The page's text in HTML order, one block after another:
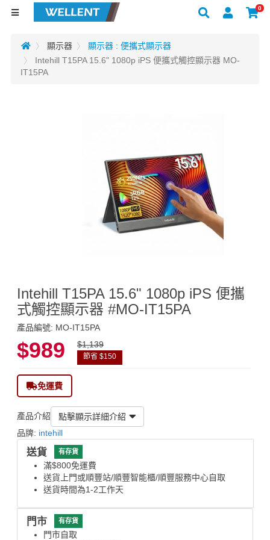
0
顯示器
顯示器 : 便攜式顯示器
Intehill T15PA 15.6" 1080p iPS 便攜式觸控顯示器 MO-
IT15PA
Intehill T15PA 15.6" 1080p iPS 便攜
式觸控顯示器 #MO-IT15PA
產品編號: MO-IT15PA
$989 $1,139
節省 $150
免運費
產品介紹
點擊顯示詳細介紹
品牌: intehill
送貨 有存貨
滿$800免運費
送貨上門或順豐站/順豐智能櫃/順豐服務中心自取
送貨時間為1-2工作天
門市 有存貨
門市自取